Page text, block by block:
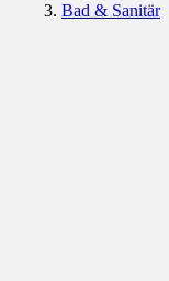
Bad & Sanitär